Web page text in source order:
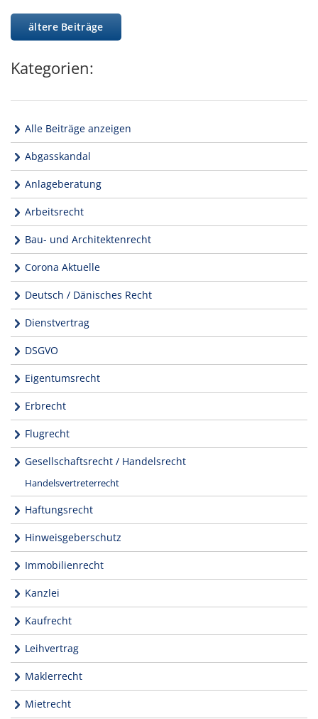
ältere Beiträge
Kategorien:
Alle Beiträge anzeigen
Abgasskandal
Anlageberatung
Arbeitsrecht
Bau- und Architektenrecht
Corona Aktuelle
Deutsch / Dänisches Recht
Dienstvertrag
DSGVO
Eigentumsrecht
Erbrecht
Flugrecht
Gesellschaftsrecht / Handelsrecht
Handelsvertreterrecht
Haftungsrecht
Hinweisgeberschutz
Immobilienrecht
Kanzlei
Kaufrecht
Leihvertrag
Maklerrecht
Mietrecht